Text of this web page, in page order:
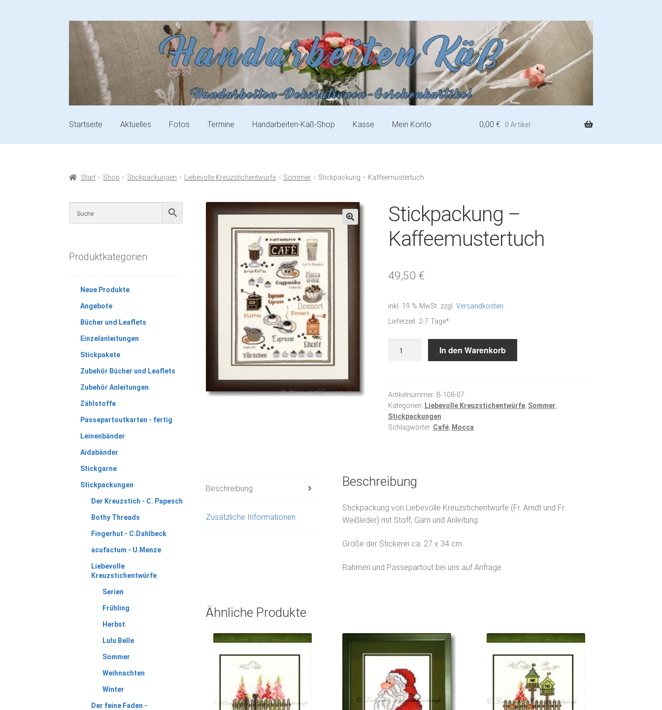
Startseite Aktuelles Fotos Termine Handarbeiten-Käß-Shop Kasse Mein Konto 0,00 € 0 Artikel
Start Shop Stickpackungen Liebevolle Kreuzstichentwürfe Sommer Stickpackung – Kaffeemustertuch
Stickpackung –
Kaffeemustertuch
49,50 €
inkl. 19 % MwSt. zzgl. Versandkosten
Lieferzeit: 2-7 Tage*
In den Warenkorb
Artikelnummer: B-108-07
Kategorien: Liebevolle Kreuzstichentwürfe, Sommer
Stickpackungen
Schlagwörter: Café, Mocca
Beschreibung
Zusätzliche Informationen
Beschreibung
Stickpackung von Liebevolle Kreuzstichentwürfe (Fr. Arndt und Fr.
Weißleder) mit Stoff, Garn und Anleitung
Größe der Stickerei ca. 27 x 34 cm.
Rahmen und Passepartout bei uns auf Anfrage.
Ähnliche Produkte
Produktkategorien
Neue Produkte
Angebote
Bücher und Leaflets
Einzelanleitungen
Stickpakete
Zubehör Bücher und Leaflets
Zubehör Anleitungen
Zählstoffe
Passepartoutkarten - fertig
Leinenbänder
Aidabänder
Stickgarne
Stickpackungen
Der Kreuzstich - C. Papesch
Bothy Threads
Fingerhut - C.Dahlbeck
acufactum - U.Menze
Liebevolle
Kreuzstichentwürfe
Serien
Frühling
Herbst
Lulu Belle
Sommer
Weihnachten
Winter
Der feine Faden -